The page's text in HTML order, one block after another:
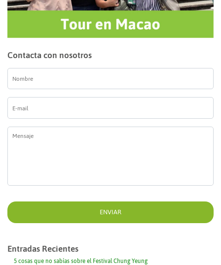
Contacta con nosotros
mail
*
Mensaje
Entradas Recientes
5 cosas que no sabías sobre el Festival Chung Yeung